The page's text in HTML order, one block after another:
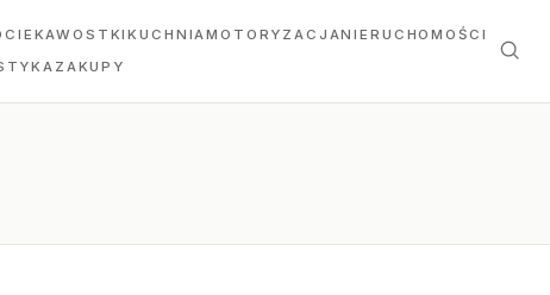
CIEKAWOSTKIKUCHNIAMOTORYZACJANIERUCHOMOŚCI
ZAKUPY